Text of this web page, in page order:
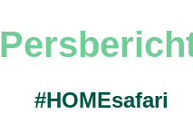
#HOMEsafari